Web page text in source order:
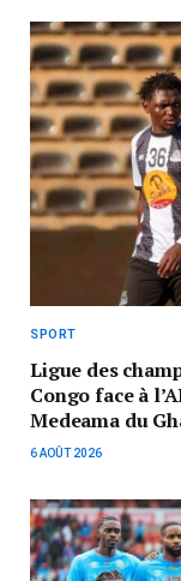
SPORT
Ligue des
Congo face à
Medeama du
6 AOÛT 2026